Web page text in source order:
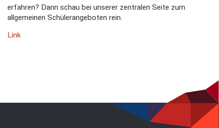
erfahren? Dann schau bei unserer zentralen Seite zum
allgemeinen Schülerangeboten rein.
Link